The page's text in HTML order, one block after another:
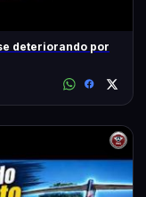
deteriorando por